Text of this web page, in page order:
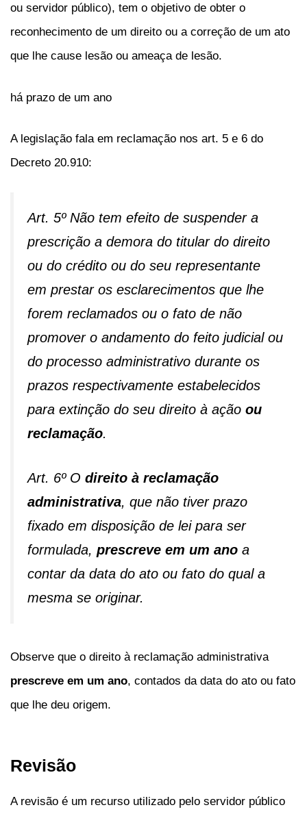
ou servidor público), tem o objetivo de obter o
reconhecimento de um direito ou a correção de um ato
que lhe cause lesão ou ameaça de lesão.
há prazo de um ano
A legislação fala em reclamação nos art. 5 e 6 do
Decreto 20.910:
Art. 5º Não tem efeito de suspender a
prescrição a demora do titular do direito
ou do crédito ou do seu representante
em prestar os esclarecimentos que lhe
forem reclamados ou o fato de não
promover o andamento do feito judicial ou
do processo administrativo durante os
prazos respectivamente estabelecidos
para extinção do seu direito à ação ou
reclamação.
Art. 6º O direito à reclamação
administrativa, que não tiver prazo
fixado em disposição de lei para ser
formulada, prescreve em um ano a
contar da data do ato ou fato do qual a
mesma se originar.
Observe que o direito à reclamação administrativa
prescreve em um ano, contados da data do ato ou fato
que lhe deu origem.
Revisão
A revisão é um recurso utilizado pelo servidor público